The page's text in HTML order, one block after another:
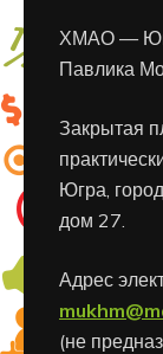
ХМАО —
Павлика
Закрытая
Югра,
дом 27.
Адрес
(не